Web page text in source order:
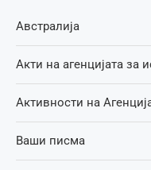
Австралија
Акти на агенцијата за
Активности на
Ваши писма